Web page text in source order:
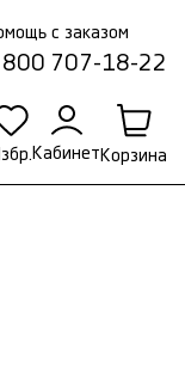
с заказом
800 707-18-22
Кабинет Корзина